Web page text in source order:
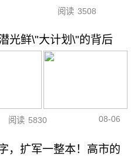
阅读 3508
光鲜\"大计划\"的背后
阅读 5830 08-06
，扩军一整本！高市的